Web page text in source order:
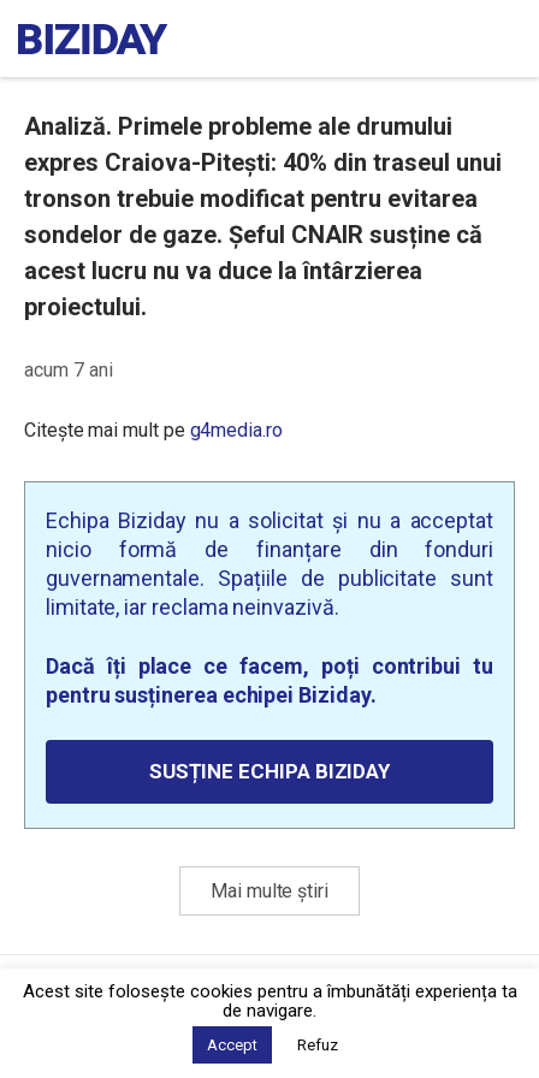
Analiză. Primele probleme ale drumului
expres Craiova-Pitești: 40% din traseul unui
tronson trebuie modificat pentru evitarea
sondelor de gaze. Șeful CNAIR susține că
acest lucru nu va duce la întârzierea
proiectului.
acum 7 ani
Citește mai mult pe g4media.ro
Echipa Biziday nu a solicitat și nu a acceptat
nicio formă de finanțare din fonduri
guvernamentale. Spațiile de publicitate sunt
limitate, iar reclama neinvazivă.
Dacă îți place ce facem, poți contribui tu
pentru susținerea echipei Biziday.
SUSȚINE ECHIPA BIZIDAY
Mai multe știri
Politica de confidențialitate·Contact
2026 © Biziday
Acest site foloseşte cookies pentru a îmbunătăți experiența ta
de navigare.
Accept Refuz